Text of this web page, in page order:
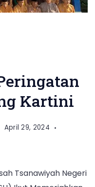
Kartini
April 29, 2024
Tsanawiyah Negeri